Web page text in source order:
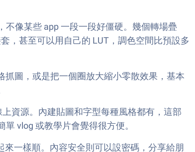
像某些 app 一段一段好僵硬。幾個轉場疊
，甚至可以用自己的 LUT，調色空間比預設多
圖，或是把一個圈放大縮小零散效果，基本
資源。內建貼圖和字型每種風格都有，這部
vlog 或教學片會覺得很方便。
一樣順。內容安全則可以設密碼，分享給朋